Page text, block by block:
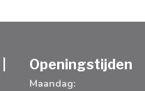
Openingstijden
Maandag: